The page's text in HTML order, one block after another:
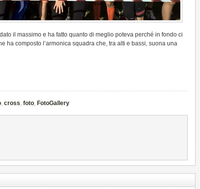
il massimo e ha fatto quanto di meglio poteva perché in fondo ci
ha composto l’armonica squadra che, tra alti e bassi, suona una
, cross, foto, FotoGallery